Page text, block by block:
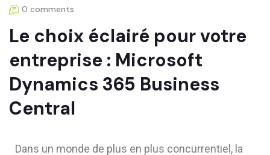
0 comments
Le choix éclairé pour votre
entreprise : Microsoft
Dynamics 365 Business
Central
Dans un monde de plus en plus concurrentiel, la